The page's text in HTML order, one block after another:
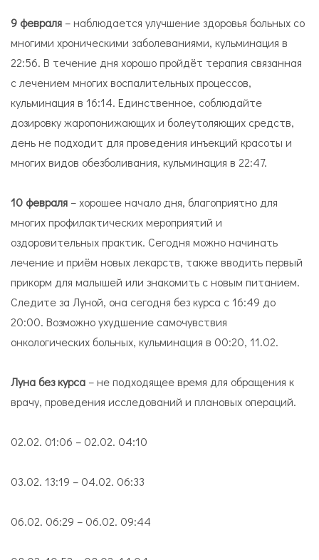
9 февраля – наблюдается улучшение здоровья больных со
многими хроническими заболеваниями, кульминация в
22:56. В течение дня хорошо пройдёт терапия связанная
с лечением многих воспалительных процессов,
кульминация в 16:14. Единственное, соблюдайте
дозировку жаропонижающих и болеутоляющих средств,
день не подходит для проведения инъекций красоты и
многих видов обезболивания, кульминация в 22:47.
10 февраля – хорошее начало дня, благоприятно для
многих профилактических мероприятий и
оздоровительных практик. Сегодня можно начинать
лечение и приём новых лекарств, также вводить первый
прикорм для малышей или знакомить с новым питанием.
Следите за Луной, она сегодня без курса с 16:49 до
20:00. Возможно ухудшение самочувствия
онкологических больных, кульминация в 00:20, 11.02.
Луна без курса – не подходящее время для обращения к
врачу, проведения исследований и плановых операций.
02.02. 01:06 – 02.02. 04:10
03.02. 13:19 – 04.02. 06:33
06.02. 06:29 – 06.02. 09:44